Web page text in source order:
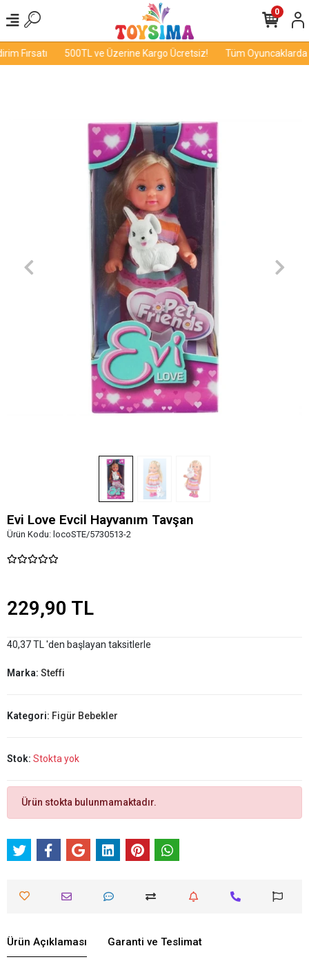
Fırsatı 500TL ve Üzerine Kargo Ücretsiz! Tüm Oyuncaklarda
0
Evi Love Evcil Hayvanım Tavşan
Ürün Kodu: locoSTE/5730513-2
229,90 TL
40,37 TL 'den başlayan taksitlerle
Marka: Steffi
Kategori: Figür Bebekler
Stok: Stokta yok
Ürün stokta bulunmamaktadır.
Ürün Açıklaması Garanti ve Teslimat